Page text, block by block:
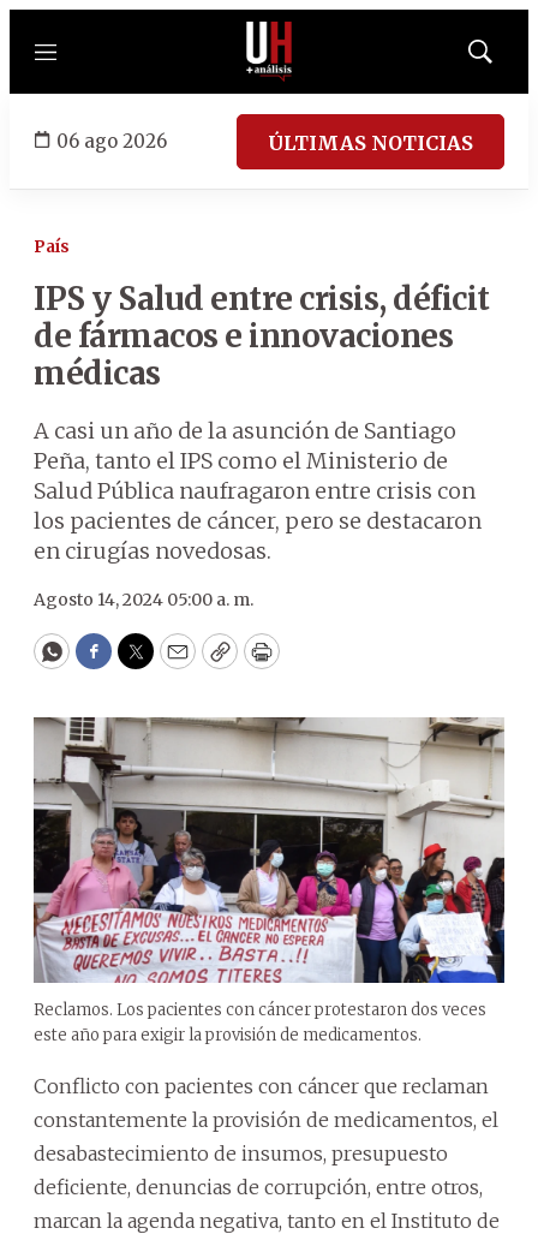
Menú
Mostrar
06 ago 2026 ÚLTIMAS NOTICIAS
País
IPS y Salud entre crisis, déficit
de fármacos e innovaciones
médicas
A casi un año de la asunción de Santiago
Peña, tanto el IPS como el Ministerio de
Salud Pública naufragaron entre crisis con
los pacientes de cáncer, pero se destacaron
en cirugías novedosas.
Agosto 14, 2024 05:00 a. m.
WhatsApp
Facebook
Twitter
EmailCopyPrint
Reclamos. Los pacientes con cáncer protestaron dos veces
este año para exigir la provisión de medicamentos.
Conflicto con pacientes con cáncer que reclaman
constantemente la provisión de medicamentos, el
desabastecimiento de insumos, presupuesto
deficiente, denuncias de corrupción, entre otros,
marcan la agenda negativa, tanto en el Instituto de